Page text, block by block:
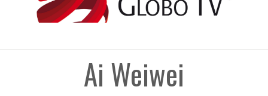
Ai Weiwei